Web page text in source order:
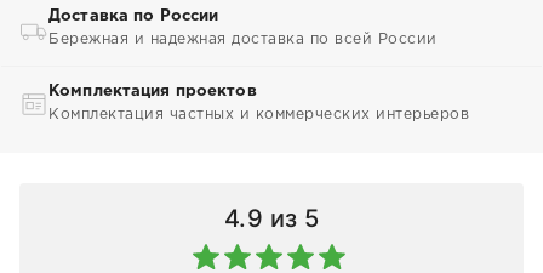
Доставка по России
Бережная и надежная доставка по всей России
Комплектация проектов
Комплектация частных и коммерческих интерьеров
4.9 из 5